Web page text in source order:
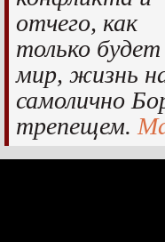
отчего, как
только будет
мир, жизнь
самолично
трепещем.